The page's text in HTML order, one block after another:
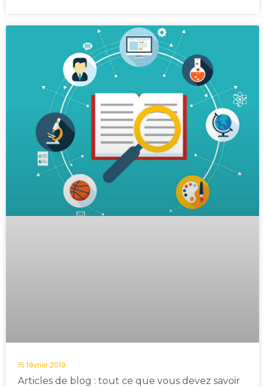
Articles de blog : tout ce que vous devez savoir
15 février 2019